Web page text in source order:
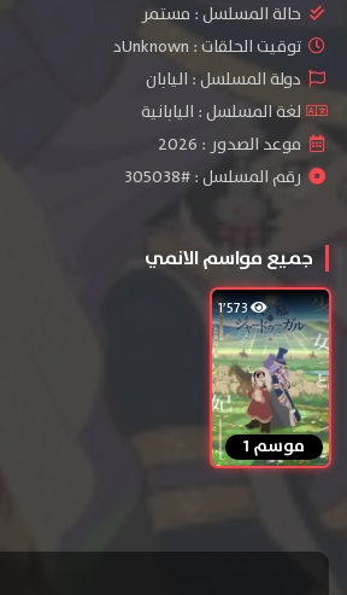
حالة المسلسل : مستمر
توقيت الحلقات : Unknownد
دولة المسلسل : اليابان
لغة المسلسل : اليابانية
موعد الصدور : 2026
رقم المسلسل : #305038
جميع مواسم الانمي
1٬573
موسم 1